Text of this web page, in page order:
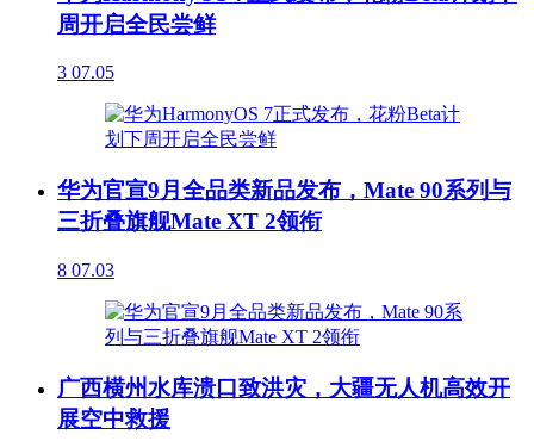
周开启全民尝鲜
3 07.05
华为官宣9月全品类新品发布，Mate 90系列与
三折叠旗舰Mate XT 2领衔
8 07.03
广西横州水库溃口致洪灾，大疆无人机高效开
展空中救援